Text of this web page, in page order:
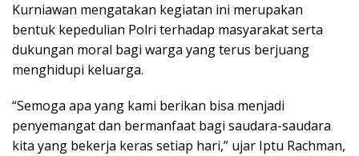
Kurniawan mengatakan kegiatan ini merupakan
bentuk kepedulian Polri terhadap masyarakat serta
dukungan moral bagi warga yang terus berjuang
menghidupi keluarga.
“Semoga apa yang kami berikan bisa menjadi
penyemangat dan bermanfaat bagi saudara-saudara
kita yang bekerja keras setiap hari,” ujar Iptu Rachman,